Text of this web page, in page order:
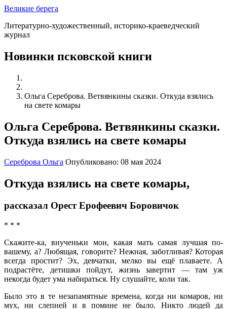
Великие берега
Литературно-художественный, историко-краеведческий
журнал
Новинки псковской книги
Ольга Сереброва. Ветвянкины сказки. Откуда взялись
на свете комары
Ольга Сереброва. Ветвянкины сказки.
Откуда взялись на свете комары
Сереброва Ольга Опубликовано: 08 мая 2024
Откуда взялись на свете комары,
рассказал Орест Ерофеевич Боровичок
* * *
Скажите-ка, внученьки мои, какая мать самая лучшая по-
вашему, а? Любящая, говорите? Нежная, заботливая? Которая
всегда простит? Эх, девчатки, мелко вы ещё плаваете. А
подрастёте, детишки пойдут, жизнь завертит — там уж
некогда будет ума набираться. Ну слушайте, коли так.
Было это в те незапамятные времена, когда ни комаров, ни
мух, ни слепней и в помине не было. Никто людей да